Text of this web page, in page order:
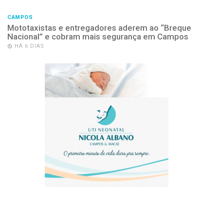
CAMPOS
Mototaxistas e entregadores aderem ao “Breque
Nacional” e cobram mais segurança em Campos
HÁ 6 DIAS